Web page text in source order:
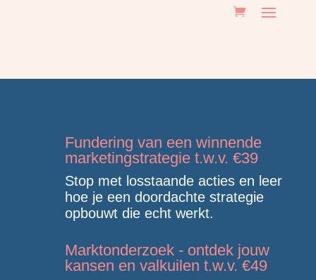
Fundering van een winnende
marketingstrategie t.w.v. €39
Stop met losstaande acties en leer
hoe je een doordachte strategie
opbouwt die echt werkt.
Marktonderzoek - ontdek jouw
kansen en valkuilen t.w.v. €49